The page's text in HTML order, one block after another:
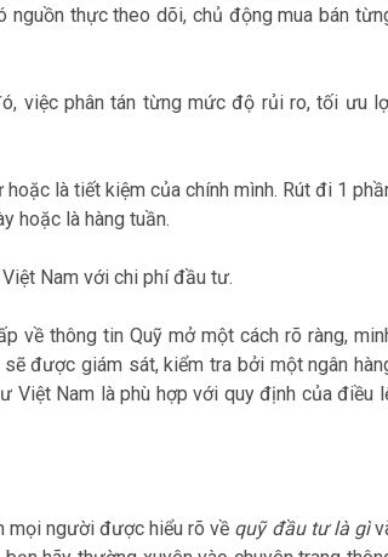
nguồn thực theo dõi, chủ động mua bán
việc phân tán từng mức độ rủi ro, tối ưu
là tiết kiệm của chính mình. Rút đi 1
hoặc là hàng tuần.
Nam với chi phí đầu tư.
về thông tin Quỹ mở một cách rõ ràng,
được giám sát, kiểm tra bởi một ngân
Việt Nam là phù hợp với quy định của điều
mọi người được hiểu rõ về quỹ đầu tư là gì